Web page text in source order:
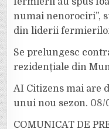
numai nenorociri”,
din liderii
Se prelungesc
rezidențiale din
AI Citizens mai are
unui nou sezon. 08/
COMUNICAT DE